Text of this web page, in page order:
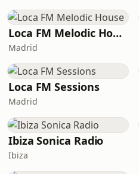
Loca FM Melodic House
Madrid
Loca FM Sessions
Madrid
Ibiza Sonica Radio
Ibiza